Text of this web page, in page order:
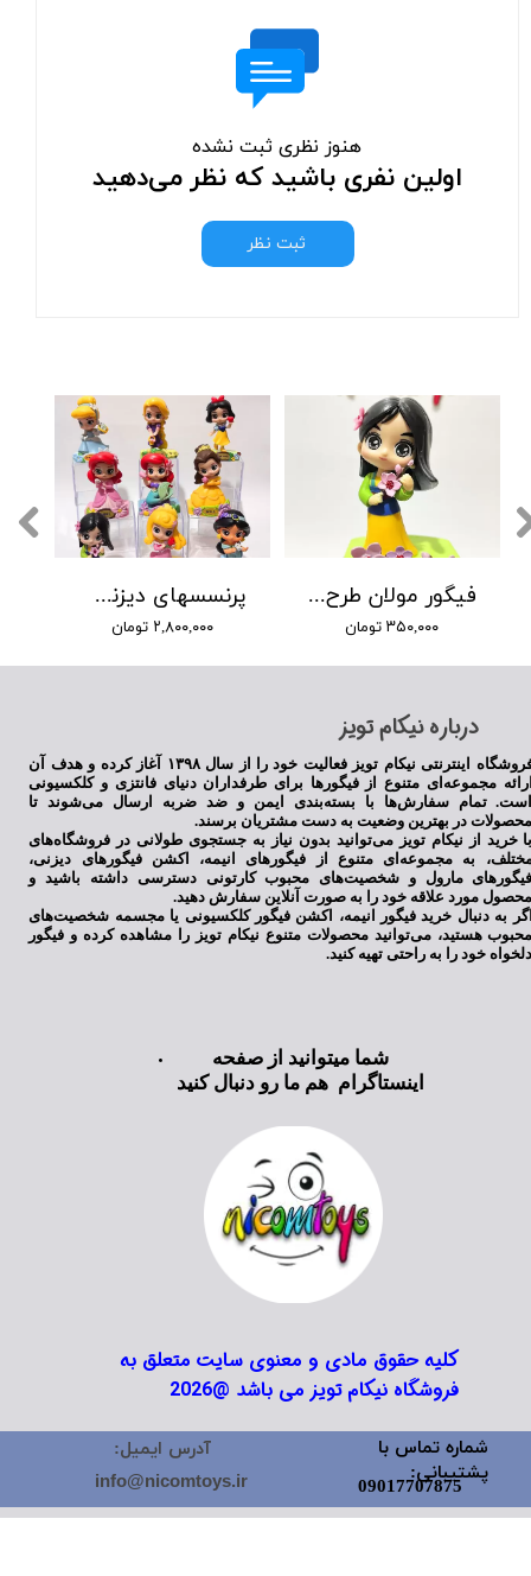
هنوز نظری ثبت نشده
اولین نفری باشید که نظر می‌دهید
ثبت نظر
پرنسسهای دیزنی طرح جدید پایه دار
۲,۸۰۰,۰۰۰ تومان
فیگور مولان طرح جدید
۳۵۰,۰۰۰ تومان
​درباره نیکام تویز
فروشگاه اینترنتی نیکام تویز فعالیت خود را از سال ۱۳۹۸ آغاز کرده و هدف آن
مجموعه‌ای متنوع از فیگورها برای طرفداران دنیای فانتزی و کلکسیونی
تمام سفارش‌ها با بسته‌بندی ایمن و ضد ضربه ارسال می‌شوند تا
در بهترین وضعیت به دست مشتریان برسند.
خرید از نیکام تویز می‌توانید بدون نیاز به جستجوی طولانی در فروشگاه‌های
به مجموعه‌ای متنوع از فیگورهای انیمه، اکشن فیگورهای دیزنی،
مارول و شخصیت‌های محبوب کارتونی دسترسی داشته باشید و
مورد علاقه خود را به صورت آنلاین سفارش دهید.
به دنبال خرید فیگور انیمه، اکشن فیگور کلکسیونی یا مجسمه شخصیت‌های
هستید، می‌توانید محصولات متنوع نیکام تویز را مشاهده کرده و فیگور
خود را به راحتی تهیه کنید.
کلیه حقوق مادی و معنوی سایت متعلق به
فروشگاه نیکام تویز می باشد @2026
شما میتوانید از صفحه
اینستاگرام هم ما رو دنبال کنید
شماره تماس با
پشتیبانی:
09017707875
آدرس ایمیل:
info@nicomtoys.ir